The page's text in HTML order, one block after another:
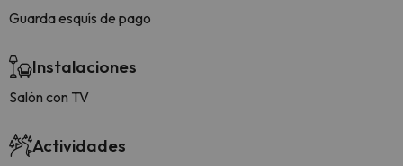
Guarda esquís de pago
Instalaciones
Salón con TV
Actividades